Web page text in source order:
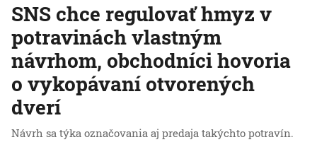
SNS chce regulovať hmyz v
potravinách vlastným
návrhom, obchodníci hovoria
o vykopávaní otvorených
dverí
Návrh sa týka označovania aj predaja takýchto potravín.